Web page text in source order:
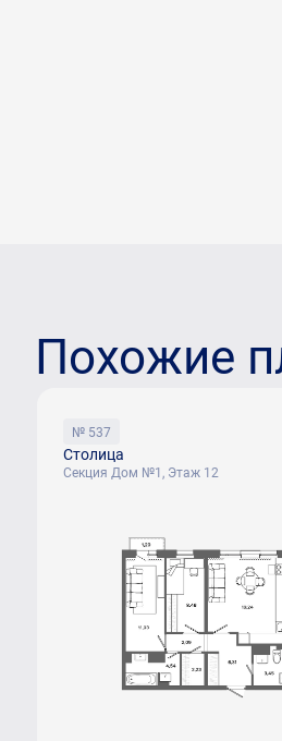
Похожие
№ 537
Столица
Секция Дом №1, Этаж 12